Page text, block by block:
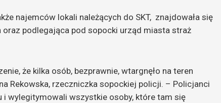
najemców lokali należących do SKT, znajdowała się
oraz podlegająca pod sopocki urząd miasta straż
że kilka osób, bezprawnie, wtargnęło na teren
Rekowska, rzeczniczka sopockiej policji. – Policjanci
wylegitymowali wszystkie osoby, które tam się